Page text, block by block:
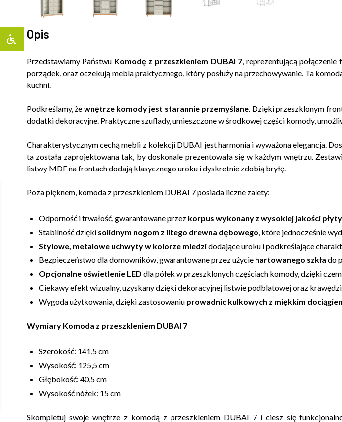
Opis
Przedstawiamy Państwu Komodę z przeszkleniem DUBAI 7, reprezentującą
porządek, oraz oczekują mebla praktycznego, który posłuży na przechowywanie. Ta
kuchni.
Podkreślamy, że wnętrze komody jest starannie przemyślane. Dzięki przeszklonym
dodatki dekoracyjne. Praktyczne szuflady, umieszczone w środkowej części komody,
Charakterystycznym cechą mebli z kolekcji DUBAI jest harmonia i wyważona elegancja.
ta została zaprojektowana tak, by doskonale prezentowała się w każdym wnętrzu.
listwy MDF na frontach dodają klasycznego uroku i dyskretnie zdobią bryłę.
Poza pięknem, komoda z przeszkleniem DUBAI 7 posiada liczne zalety:
Odporność i trwałość, gwarantowane przez korpus wykonany z wysokiej jakości
Stabilność dzięki solidnym nogom z litego drewna dębowego, które jednocześnie
Stylowe, metalowe uchwyty w kolorze miedzidodające uroku i podkreślające
Bezpieczeństwo dla domowników, gwarantowane przez użycie hartowanego szkła do
Opcjonalne oświetlenie LED dla półek w przeszklonych częściach komody, dzięki
Ciekawy efekt wizualny, uzyskany dzięki dekoracyjnej listwie podblatowej oraz
Wygoda użytkowania, dzięki zastosowaniu prowadnic kulkowych z miękkim
Wymiary Komoda z przeszkleniem DUBAI 7
Szerokość: 141,5 cm
Wysokość: 125,5 cm
Głębokość: 40,5 cm
Wysokość nóżek: 15 cm
Skompletuj swoje wnętrze z komodą z przeszkleniem DUBAI 7 i ciesz się